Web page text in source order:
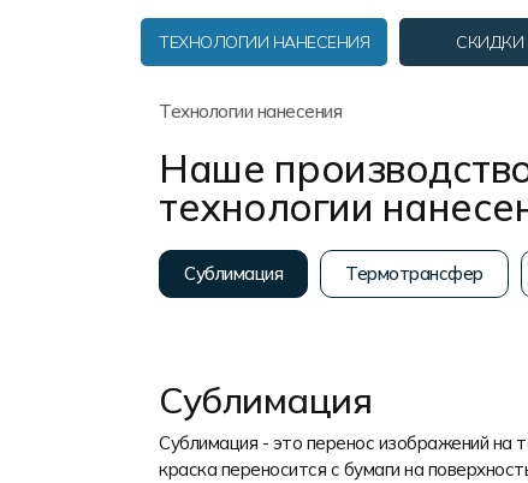
ТЕХНОЛОГИИ НАНЕСЕНИЯ СКИДКИ
Технологии нанесения
Наше
технологии
Сублимация Термотрансфер
Сублимация
Сублимация - это перенос изображений на
краска переносится с бумаги на
Форма в наличии
Распродажа
Реквизиты
Система скидок и наценок
Пользовательское соглашение